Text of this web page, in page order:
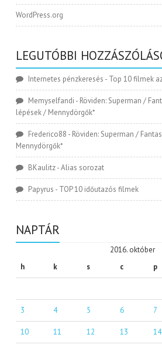
WordPress.org
LEGUTÓBBI
Internetes pénzkeresés - Top 10 filmek
Memyselfandi - Röviden: Superman /
lépések / Mennydörgők*
Frederico88 - Röviden: Superman /
Mennydörgők*
BKaulitz-Alias sorozat
Papyrus - TOP 10 időutazós filmek
NAPTÁR
2016. október
h
k s c p
3 4 5 6 7
10 11 12 13 14